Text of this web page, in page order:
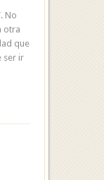
No
otra
que
ser ir